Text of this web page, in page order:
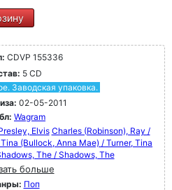
CDVP 155336
5 CD
Заводская упаковка.
02-05-2011
Wagram
Elvis Charles (Robinson), Ray /
(Bullock, Anna Mae) / Turner, Tina
The / Shadows, The
больше
Поп